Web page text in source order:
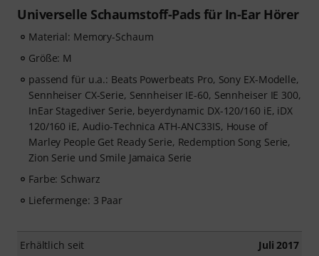
Universelle Schaumstoff-Pads für In-Ear Hörer
Material: Memory-Schaum
Größe: M
passend für u.a.: Beats Powerbeats Pro, Sony EX-Modelle,
Sennheiser CX-Serie, Sennheiser IE-60, Sennheiser IE 300,
InEar Stagediver Serie, beyerdynamic DX-120/160 iE, iDX
120/160 iE, Audio-Technica ATH-ANC33IS, House of
Marley People Get Ready Serie, Redemption Song Serie,
Zion Serie und Smile Jamaica Serie
Farbe: Schwarz
Liefermenge: 3 Paar
Erhältlich seit Juli 2017